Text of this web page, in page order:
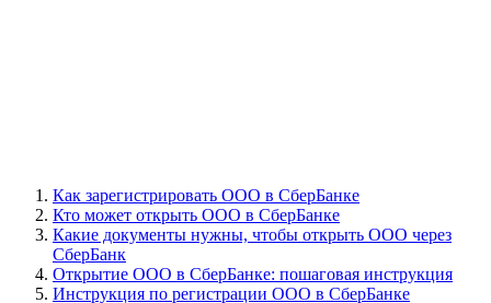
Как зарегистрировать ООО в СберБанке
Кто может открыть ООО в СберБанке
Какие документы нужны, чтобы открыть ООО через
СберБанк
Открытие ООО в СберБанке: пошаговая инструкция
Инструкция по регистрации ООО в СберБанке